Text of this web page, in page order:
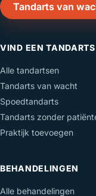
Tandarts van
VIND EEN TANDARTS
Alle tandartsen
Tandarts van wacht
Spoedtandarts
Tandarts zonder
Praktijk toevoegen
BEHANDELINGEN
Alle behandelingen